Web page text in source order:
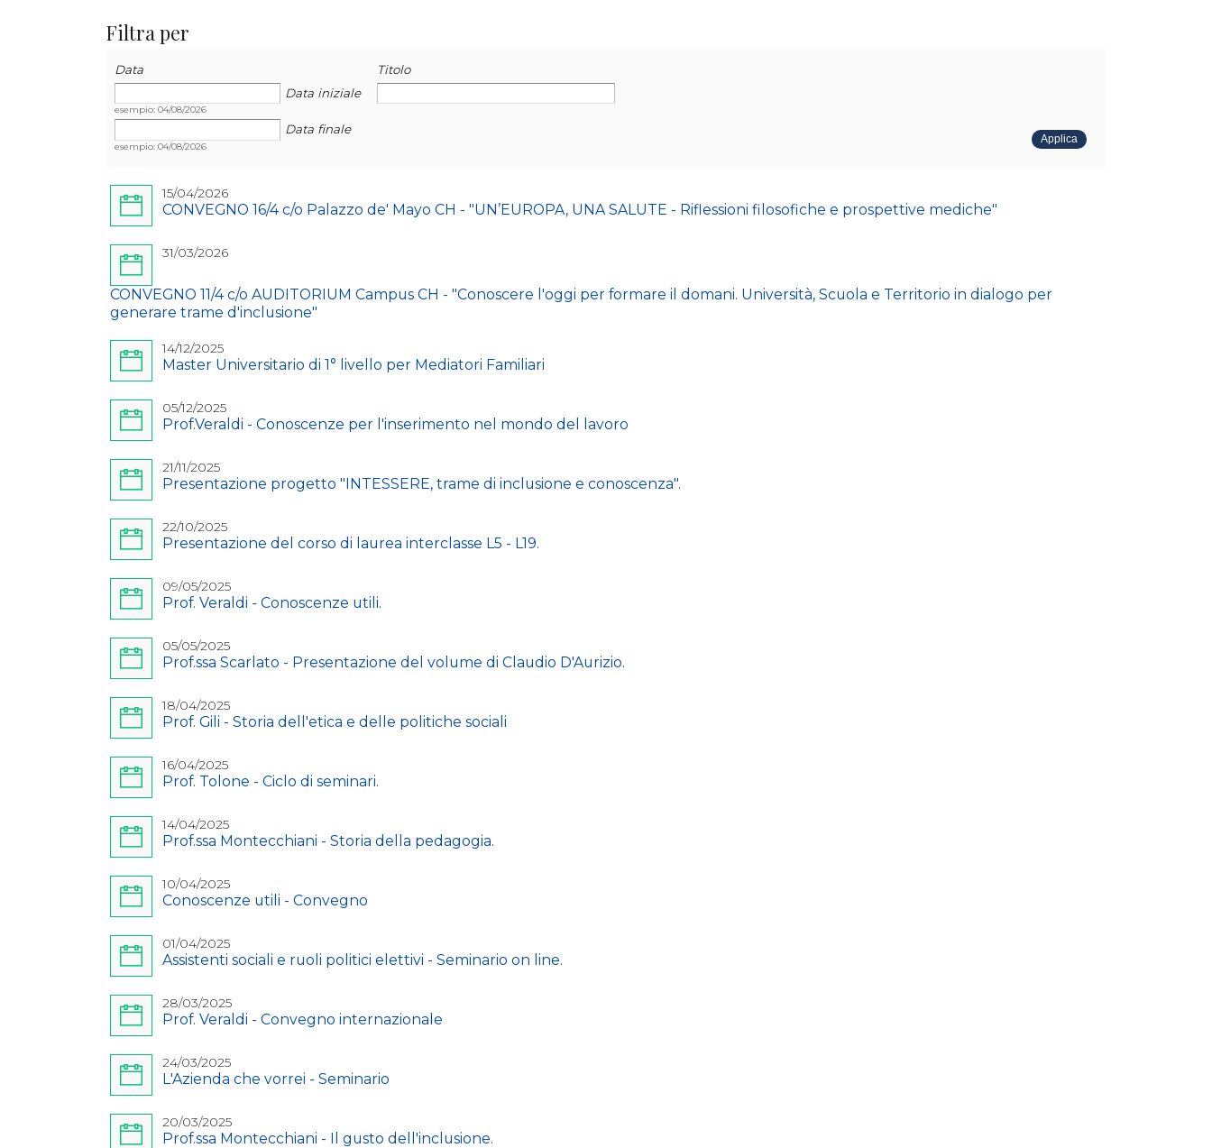
Filtra per
Data
Data iniziale
Data
esempio: 04/08/2026
Data finale
Data
esempio: 04/08/2026
Titolo
15/04/2026
CONVEGNO 16/4 c/o Palazzo de' Mayo CH - "UN’EUROPA, UNA SALUTE - Riflessioni filosofiche e prospettive mediche"
31/03/2026
CONVEGNO 11/4 c/o AUDITORIUM Campus CH - "Conoscere l'oggi per formare il domani. Università, Scuola e Territorio in dialogo per
generare trame d'inclusione"
14/12/2025
Master Universitario di 1° livello per Mediatori Familiari
05/12/2025
Prof.Veraldi - Conoscenze per l'inserimento nel mondo del lavoro
21/11/2025
Presentazione progetto "INTESSERE, trame di inclusione e conoscenza".
22/10/2025
Presentazione del corso di laurea interclasse L5 - L19.
09/05/2025
Prof. Veraldi - Conoscenze utili.
05/05/2025
Prof.ssa Scarlato - Presentazione del volume di Claudio D'Aurizio.
18/04/2025
Prof. Gili - Storia dell'etica e delle politiche sociali
16/04/2025
Prof. Tolone - Ciclo di seminari.
14/04/2025
Prof.ssa Montecchiani - Storia della pedagogia.
10/04/2025
Conoscenze utili - Convegno
01/04/2025
Assistenti sociali e ruoli politici elettivi - Seminario on line.
28/03/2025
Prof. Veraldi - Convegno internazionale
24/03/2025
L'Azienda che vorrei - Seminario
20/03/2025
Prof.ssa Montecchiani - Il gusto dell'inclusione.